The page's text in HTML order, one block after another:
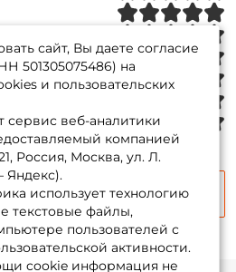
:сайт, Вы даете согласие
501305075486) на
и пользовательских
сервис веб-аналитики
компанией
Россия, Москва, ул. Л.
Яндекс).
использует технологию
текстовые файлы,
пользователей с
активности.
cookie информация не
*